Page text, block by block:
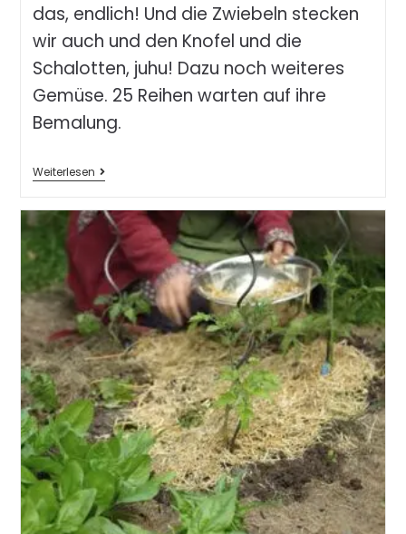
das, endlich! Und die Zwiebeln stecken
wir auch und den Knofel und die
Schalotten, juhu! Dazu noch weiteres
Gemüse. 25 Reihen warten auf ihre
Bemalung.
Weiterlesen